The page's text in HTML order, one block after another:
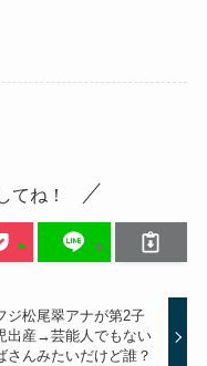
てね！
ジ松尾翠アナが第2子
出産→芸能人でもない
さんみたいだけど誰？